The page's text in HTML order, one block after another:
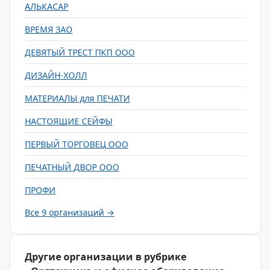
АЛЬКАСАР
ВРЕМЯ ЗАО
ДЕВЯТЫЙ ТРЕСТ ПКП ООО
ДИЗАЙН-ХОЛЛ
МАТЕРИАЛЫ для ПЕЧАТИ
НАСТОЯЩИЕ СЕЙФЫ
ПЕРВЫЙ ТОРГОВЕЦ ООО
ПЕЧАТНЫЙ ДВОР ООО
ПРОФИ
Все 9 организаций →
Другие организации в рубрике